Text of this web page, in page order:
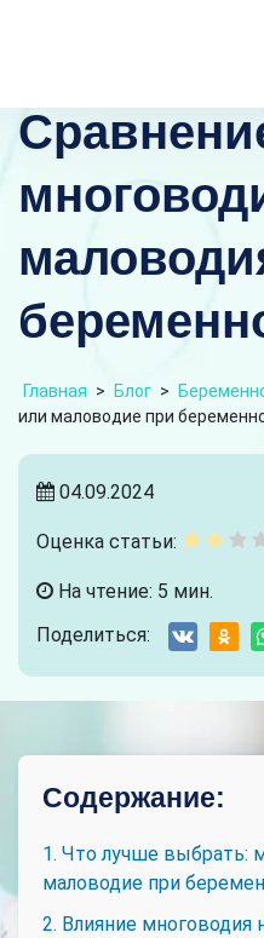
Главная > Блог >
или маловодие при
04.09.2024
Оценка статьи:
На чтение: 5 мин.
Поделиться:
Содержание:
1. Что лучше выбрать:
маловодие при
2. Влияние многоводия